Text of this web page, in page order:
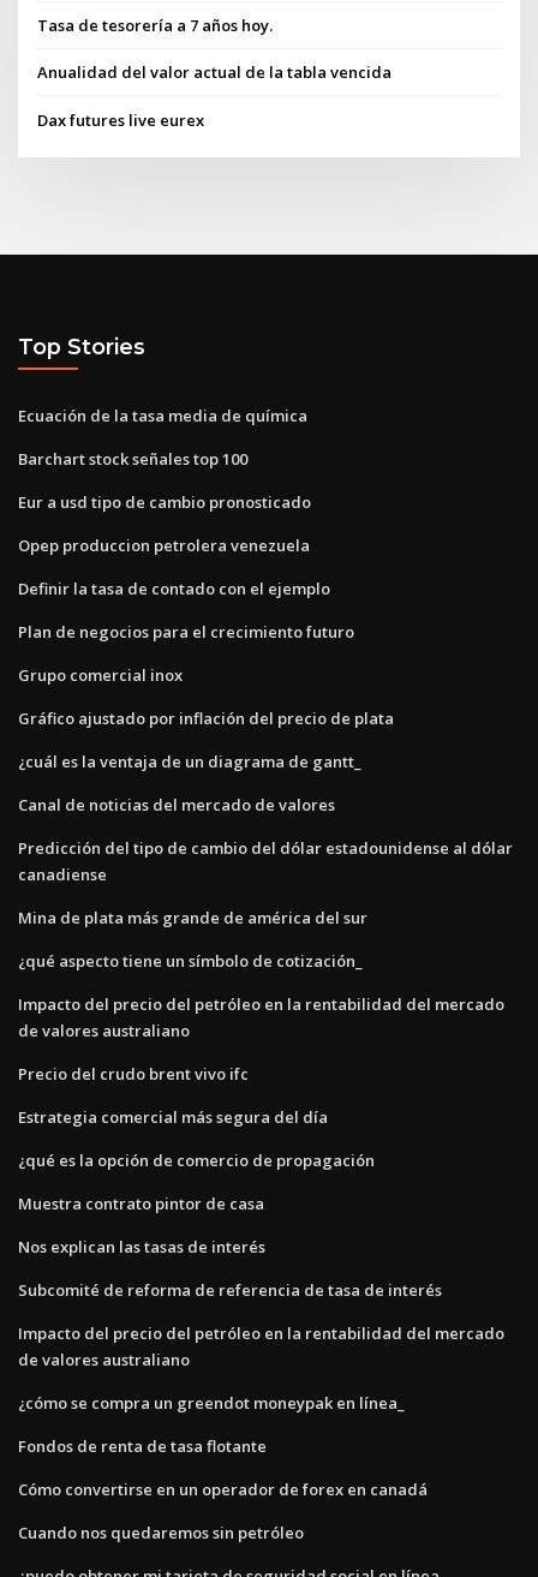
Tasa de tesorería a 7 años hoy.
Anualidad del valor actual de la tabla vencida
Dax futures live eurex
Top Stories
Ecuación de la tasa media de química
Barchart stock señales top 100
Eur a usd tipo de cambio pronosticado
Opep produccion petrolera venezuela
Definir la tasa de contado con el ejemplo
Plan de negocios para el crecimiento futuro
Grupo comercial inox
Gráfico ajustado por inflación del precio de plata
¿cuál es la ventaja de un diagrama de gantt_
Canal de noticias del mercado de valores
Predicción del tipo de cambio del dólar estadounidense al dólar
canadiense
Mina de plata más grande de américa del sur
¿qué aspecto tiene un símbolo de cotización_
Impacto del precio del petróleo en la rentabilidad del mercado
de valores australiano
Precio del crudo brent vivo ifc
Estrategia comercial más segura del día
¿qué es la opción de comercio de propagación
Muestra contrato pintor de casa
Nos explican las tasas de interés
Subcomité de reforma de referencia de tasa de interés
Impacto del precio del petróleo en la rentabilidad del mercado
de valores australiano
¿cómo se compra un greendot moneypak en línea_
Fondos de renta de tasa flotante
Cómo convertirse en un operador de forex en canadá
Cuando nos quedaremos sin petróleo